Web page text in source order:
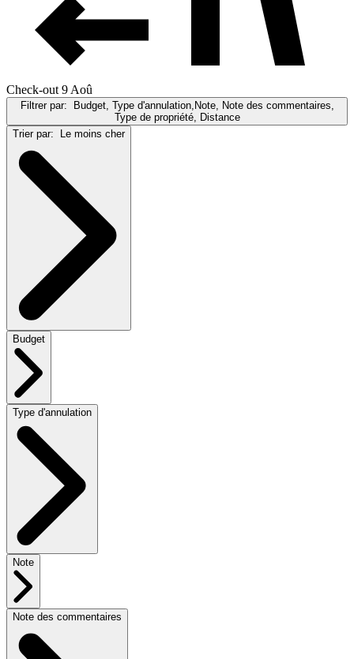
Check-out 9 Aoû
Filtrer par: Budget, Type d'annulation,Note, Note des commentaires,
Type de propriété, Distance
Trier par: Le moins cher
Budget
Type d'annulation
Note
Note des commentaires